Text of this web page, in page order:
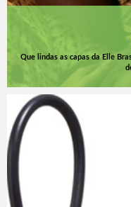
Que lindas as capas da Elle